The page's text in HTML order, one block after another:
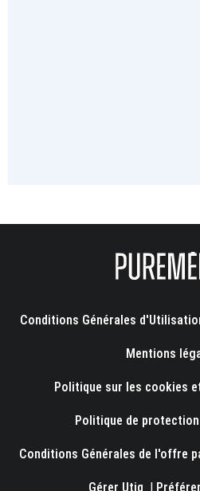
Conditions Générales
Mentions
Politique sur les cookies
Politique de
Conditions Générales de l'offre
Gérer Utiq |